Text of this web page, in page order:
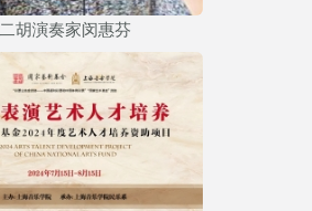
二胡演奏家闵惠芬